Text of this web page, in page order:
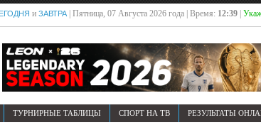
и ЗАВТРА| Пятница, 07 Августа 2026 года | Время: 12:39
ТУРНИРНЫЕ ТАБЛИЦЫ СПОРТ НА ТВ РЕЗУЛЬТАТЫ